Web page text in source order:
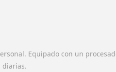
Equipado con un
diarias.